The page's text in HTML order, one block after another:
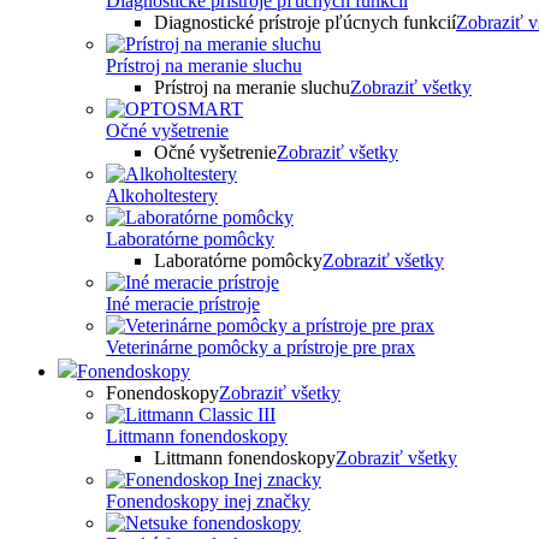
Diagnostické prístroje pľúcnych funkciíZobraziť
Prístroj na meranie sluchu
Prístroj na meranie sluchuZobraziť všetky
Očné vyšetrenie
Očné vyšetrenieZobraziť všetky
Alkoholtestery
Laboratórne pomôcky
Laboratórne pomôckyZobraziť všetky
Iné meracie prístroje
Veterinárne pomôcky a prístroje pre prax
Fonendoskopy
FonendoskopyZobraziť všetky
Littmann fonendoskopy
Littmann fonendoskopyZobraziť všetky
Fonendoskopy inej značky